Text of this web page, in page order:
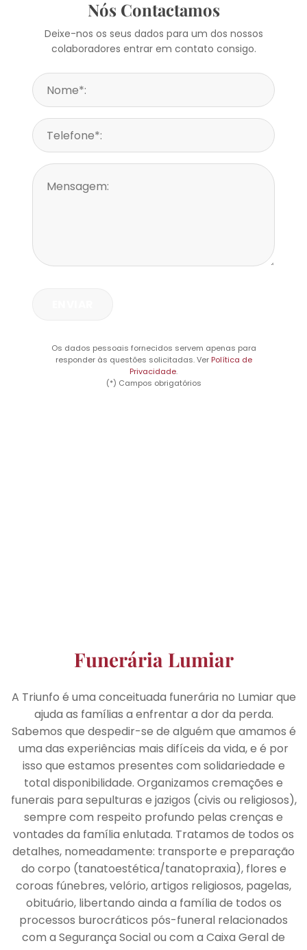
Nós Contactamos
Deixe-nos os seus dados para um dos nossos
colaboradores entrar em contato consigo.
Os dados pessoais fornecidos servem apenas para
responder às questões solicitadas. Ver Política de
Privacidade.
(*) Campos obrigatórios
Funerária Lumiar
A Triunfo é uma conceituada funerária no Lumiar que
ajuda as famílias a enfrentar a dor da perda.
Sabemos que despedir-se de alguém que amamos é
uma das experiências mais difíceis da vida, e é por
isso que estamos presentes com solidariedade e
total disponibilidade. Organizamos cremações e
funerais para sepulturas e jazigos (civis ou religiosos),
sempre com respeito profundo pelas crenças e
vontades da família enlutada. Tratamos de todos os
detalhes, nomeadamente: transporte e preparação
do corpo (tanatoestética/tanatopraxia), flores e
coroas fúnebres, velório, artigos religiosos, pagelas,
obituário, libertando ainda a família de todos os
processos burocráticos pós-funeral relacionados
com a Segurança Social ou com a Caixa Geral de